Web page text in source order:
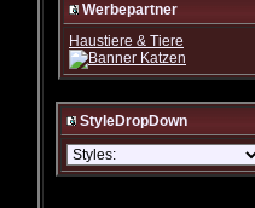
Werbepartner
Haustiere & Tiere
StyleDropDown